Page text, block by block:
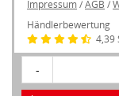
Impressum/AGB /
Händlerbewertung
4,39
-